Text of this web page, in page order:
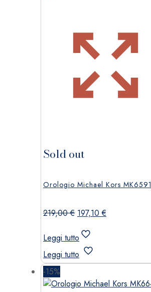
Sold out
Orologio Michael Kors MK6591
219,00€ Il
originale
era:
219,00 €.
197,10€
197,10 €.
Leggi tutto
Leggi tutto
-15%